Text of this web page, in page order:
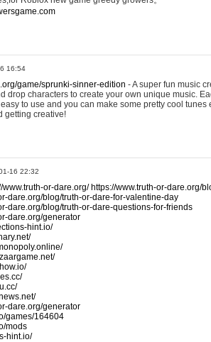
16:54
game/sprunki-sinner-edition - A super fun music
drop characters to create your own unique music.
to use and you can make some pretty cool
getting creative!
16 22:32
www.truth-or-dare.org/ https://www.truth-or-dare.org/
dare.org/blog/truth-or-dare-for-valentine-day
dare.org/blog/truth-or-dare-questions-for-friends
dare.org/generator
hint.io/
dare.org/generator
games/164604
mods
hint.io/